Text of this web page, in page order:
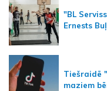
"BL
Ernests
Tiešraidē
maziem